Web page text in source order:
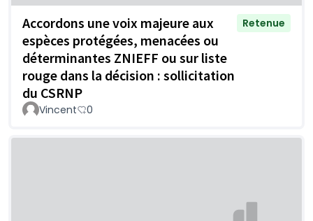
Accordons une voix majeure aux
espèces protégées, menacées ou
déterminantes ZNIEFF ou sur liste
rouge dans la décision : sollicitation
du CSRNP
Retenue
Vincent 0